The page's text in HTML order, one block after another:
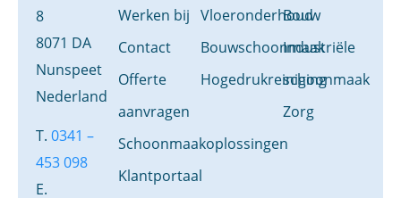
8
8071 DA
Nunspeet
Nederland
T. 0341 –
453 098
E.
Werken bij
Contact
Offerte
aanvragen
Schoonmaakoplossingen
Klantportaal
Vloeronderhoud
Bouwschoonmaak
Hogedrukreiniging
Bouw
Industriële
schoonmaak
Zorg